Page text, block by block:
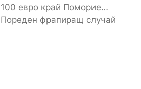
100 евро край Поморие
Пореден фрапиращ случай